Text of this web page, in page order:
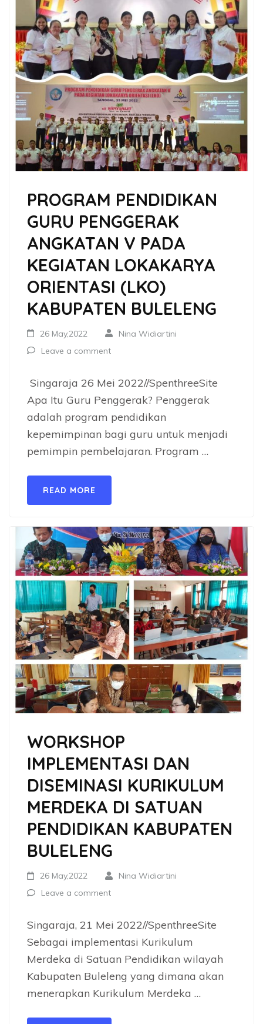
PROGRAM PENDIDIKAN
GURU PENGGERAK
ANGKATAN V PADA
KEGIATAN LOKAKARYA
ORIENTASI (LKO)
KABUPATEN BULELENG
26 May,2022
Nina Widiartini
Leave a comment
Singaraja 26 Mei 2022//SpenthreeSite
Apa Itu Guru Penggerak? Penggerak
adalah program pendidikan
kepemimpinan bagi guru untuk menjadi
pemimpin pembelajaran. Program …
READ MORE
WORKSHOP
IMPLEMENTASI DAN
DISEMINASI KURIKULUM
MERDEKA DI SATUAN
PENDIDIKAN KABUPATEN
BULELENG
26 May,2022
Nina Widiartini
Leave a comment
Singaraja, 21 Mei 2022//SpenthreeSite
Sebagai implementasi Kurikulum
Merdeka di Satuan Pendidikan wilayah
Kabupaten Buleleng yang dimana akan
menerapkan Kurikulum Merdeka …